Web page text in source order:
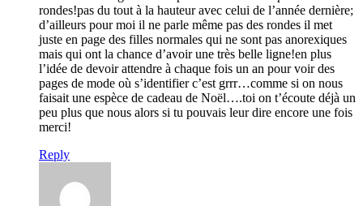
rondes!pas du tout à la hauteur avec celui de l’année dernière;
d’ailleurs pour moi il ne parle même pas des rondes il met
juste en page des filles normales qui ne sont pas anorexiques
mais qui ont la chance d’avoir une très belle ligne!en plus
l’idée de devoir attendre à chaque fois un an pour voir des
pages de mode où s’identifier c’est grrr…comme si on nous
faisait une espèce de cadeau de Noël….toi on t’écoute déjà un
peu plus que nous alors si tu pouvais leur dire encore une fois
merci!
Reply